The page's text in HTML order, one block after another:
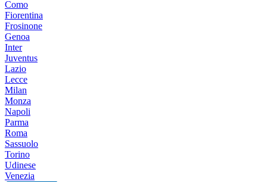
Como
Fiorentina
Frosinone
Genoa
Inter
Juventus
Lazio
Lecce
Milan
Monza
Napoli
Parma
Roma
Sassuolo
Torino
Udinese
Venezia